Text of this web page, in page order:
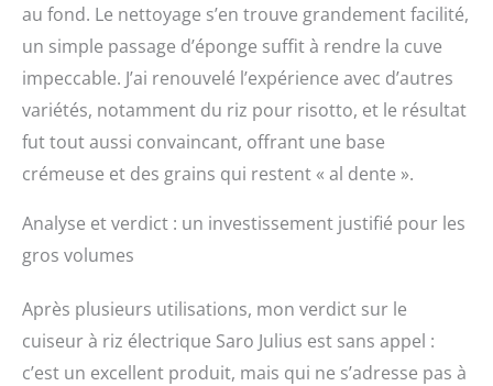
au fond. Le nettoyage s’en trouve grandement facilité,
un simple passage d’éponge suffit à rendre la cuve
impeccable. J’ai renouvelé l’expérience avec d’autres
variétés, notamment du riz pour risotto, et le résultat
fut tout aussi convaincant, offrant une base
crémeuse et des grains qui restent « al dente ».
Analyse et verdict : un investissement justifié pour les
gros volumes
Après plusieurs utilisations, mon verdict sur le
cuiseur à riz électrique Saro Julius est sans appel :
c’est un excellent produit, mais qui ne s’adresse pas à